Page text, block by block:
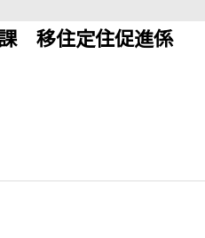
移住定住促進係